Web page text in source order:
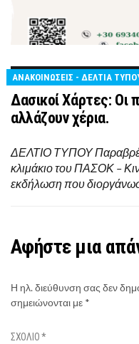
ΑΝΑΚΟΙΝΩΣΕΙΣ - ΔΕΛΤΙΑ
Δασικοί Χάρτες: Οι
αλλάζουν χέρια.
ΔΕΛΤΙΟ ΤΥΠΟΥ
κλιμάκιο του ΠΑΣΟΚ –
εκδήλωση που
Αφήστε μια
Η ηλ. διεύθυνση σας δεν
σημειώνονται με *
ΣΧΌΛΙΟ*